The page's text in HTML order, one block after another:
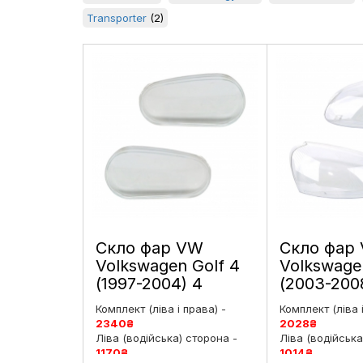
Transporter (2)
Скло фар VW
Volkswagen Golf 4
(1997-2004) 4
покоління ліве і
праве
Комплект (ліва і права) -
2340₴
Ліва (водійська) сторона -
1170₴
Скло фар
(2003-
покоління
праве
Комплект (ліва
2028₴
Ліва
1014 ₴